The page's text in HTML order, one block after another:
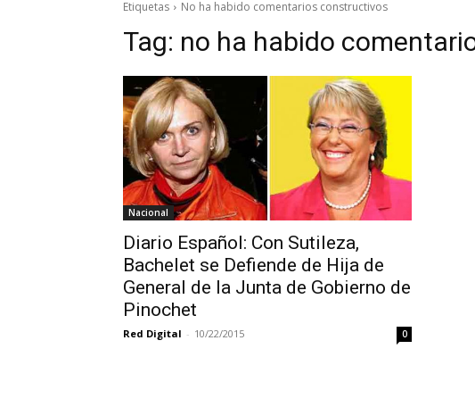
Etiquetas No ha habido comentarios constructivos
Tag: no ha habido
Nacional
Diario Español: Con Sutileza,
Bachelet se Defiende de Hija de
General de la Junta de Gobierno de
Pinochet
Red Digital - 10/22/2015 0